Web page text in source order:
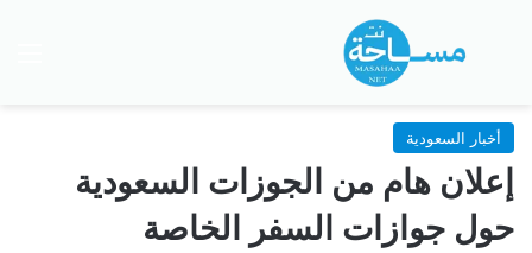
بحث عن
أخبار السعودية
إعلان هام من الجوزات السعودية
حول جوازات السفر الخاصة